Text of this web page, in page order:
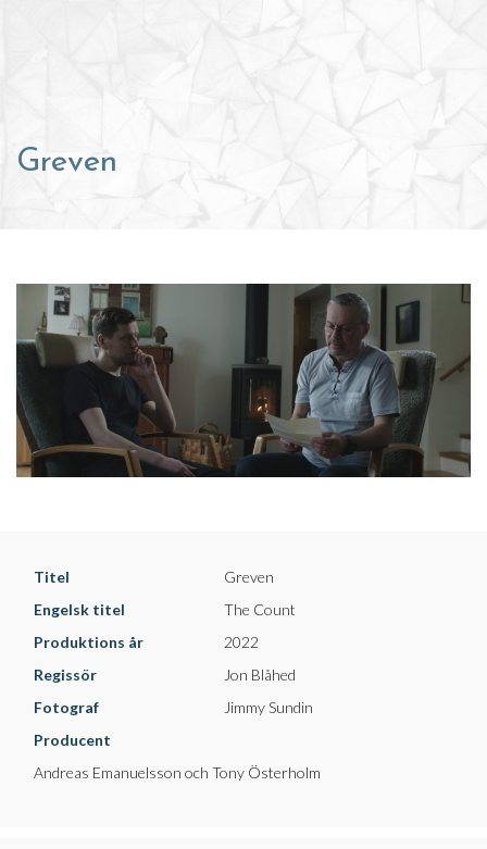
Greven
Titel
Greven
Engelsk titel
The Count
Produktions år
2022
Regissör
Jon Blåhed
Fotograf
Jimmy Sundin
Producent
Andreas Emanuelsson och Tony Österholm